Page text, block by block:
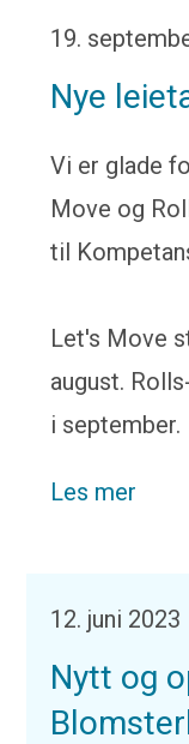
19.
Nye
Vi er glade
Move og
til
Let's Move
august.
i september.
Les mer
12. juni 2023
Nytt og